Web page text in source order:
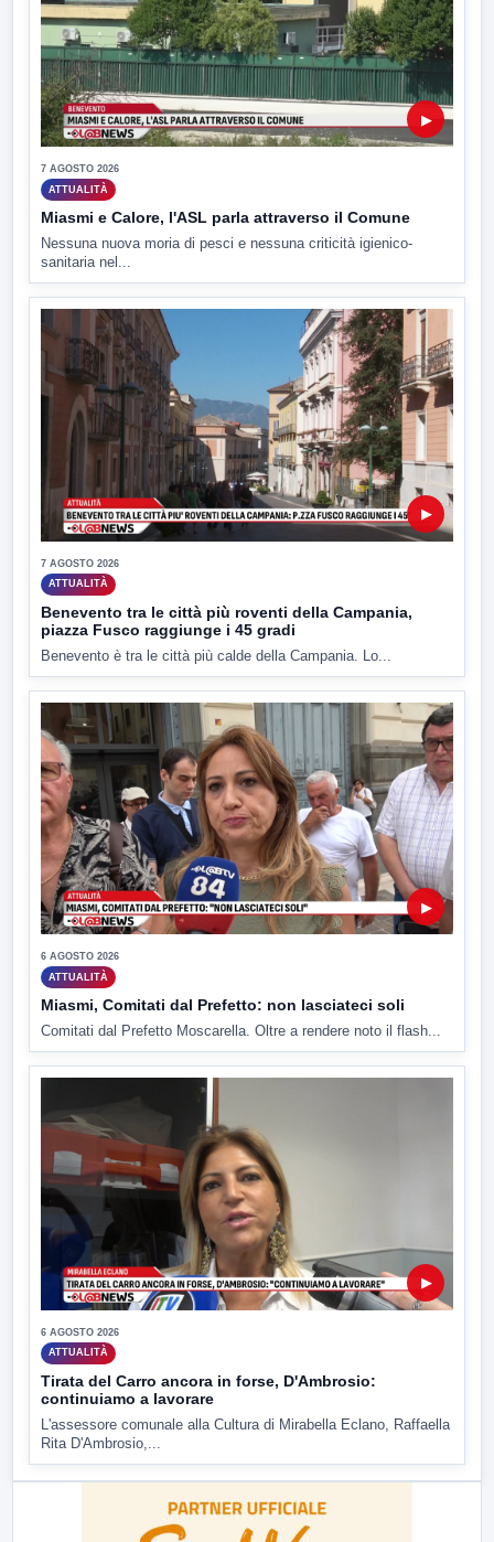
▶
7 AGOSTO 2026
ATTUALITÀ
Miasmi e Calore, l'ASL parla attraverso il Comune
Nessuna nuova moria di pesci e nessuna criticità igienico-
sanitaria nel...
▶
7 AGOSTO 2026
ATTUALITÀ
Benevento tra le città più roventi della Campania,
piazza Fusco raggiunge i 45 gradi
Benevento è tra le città più calde della Campania. Lo...
▶
6 AGOSTO 2026
ATTUALITÀ
Miasmi, Comitati dal Prefetto: non lasciateci soli
Comitati dal Prefetto Moscarella. Oltre a rendere noto il flash...
▶
6 AGOSTO 2026
ATTUALITÀ
Tirata del Carro ancora in forse, D'Ambrosio:
continuiamo a lavorare
L'assessore comunale alla Cultura di Mirabella Eclano, Raffaella
Rita D'Ambrosio,...